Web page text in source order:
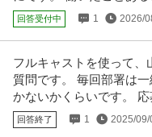
新着 正社員 土日休み フリ
年収400万円〜500万円
【職種】人事＞採用 【業種】
性などに応じ、当該求人をビ
…
年収1000万円も可能×土日
マネジメント業務
上野グループホールディングス
回答受付中 1 2026/
フルキャストを使って、
質問です。 毎回部署は
かないかくらいです。
回答終了 1 2025/09/